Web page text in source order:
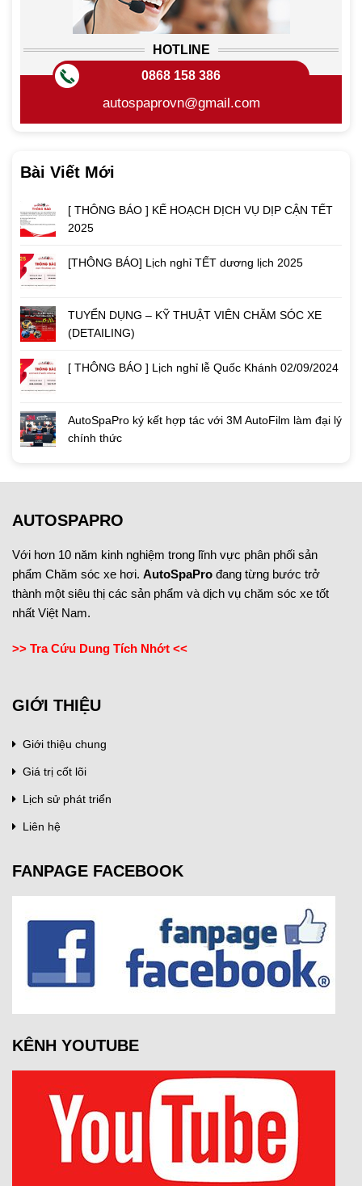
HOTLINE
0868 158 386
autospaprovn@gmail.com
Bài Viết Mới
[ THÔNG BÁO ] KẾ HOẠCH DỊCH VỤ DỊP CẬN TẾT
2025
[THÔNG BÁO] Lịch nghỉ TẾT dương lịch 2025
TUYỂN DỤNG – KỸ THUẬT VIÊN CHĂM SÓC XE
(DETAILING)
[ THÔNG BÁO ] Lịch nghỉ lễ Quốc Khánh 02/09/2024
AutoSpaPro ký kết hợp tác với 3M AutoFilm làm đại lý
chính thức
AUTOSPAPRO
Với hơn 10 năm kinh nghiệm trong lĩnh vực phân phối sản
phẩm Chăm sóc xe hơi. AutoSpaPro đang từng bước trở
thành một siêu thị các sản phẩm và dịch vụ chăm sóc xe tốt
nhất Việt Nam.
>> Tra Cứu Dung Tích Nhớt <<
GIỚI THIỆU
Giới thiệu chung
Giá trị cốt lõi
Lịch sử phát triển
Liên hệ
FANPAGE FACEBOOK
KÊNH YOUTUBE